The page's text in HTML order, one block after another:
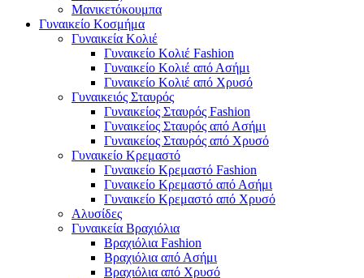
Μανικετόκουμπα
Γυναικείο Κοσμήμα
Γυναικεία Κολιέ
Γυναικείο Κολιέ Fashion
Γυναικείο Κολιέ από Ασήμι
Γυναικείο Κολιέ από Χρυσό
Γυναικειός Σταυρός
Γυναικείος Σταυρός Fashion
Γυναικείος Σταυρός από Ασήμι
Γυναικείος Σταυρός από Χρυσό
Γυναικείο Κρεμαστό
Γυναικείο Κρεμαστό Fashion
Γυναικείο Κρεμαστό από Ασήμι
Γυναικείο Κρεμαστό από Χρυσό
Αλυσίδες
Γυναικεία Βραχιόλια
Βραχιόλια Fashion
Βραχιόλια από Ασήμι
Βραχιόλια από Χρυσό